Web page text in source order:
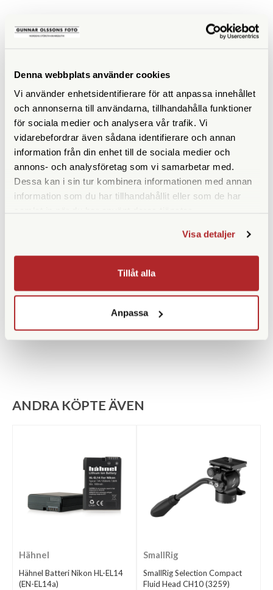
Denna webbplats använder cookies
Vi använder enhetsidentifierare för att anpassa innehållet
och annonserna till användarna, tillhandahålla funktioner
för sociala medier och analysera vår trafik. Vi
vidarebefordrar även sådana identifierare och annan
information från din enhet till de sociala medier och
annons- och analysföretag som vi samarbetar med.
Dessa kan i sin tur kombinera informationen med annan
information som du har tillhandahållit eller som de har
Visa detaljer
Tillåt alla
Anpassa
Maxhöjd med mittpelare
(cm)
Maxhöjd utan mittpelare
(cm)
140
Höjd ihopfällt (cm)
Maxbelastning (kg) 9
2500
Benlåstyp Snäpplås
Medföljande snabbplatta
ANDRA KÖPTE ÄVEN
Hähnel
Hähnel Batteri Nikon HL-EL14
(EN-EL14a)
SmallRig
SmallRig Selection Compact
Fluid Head CH10 (3259)